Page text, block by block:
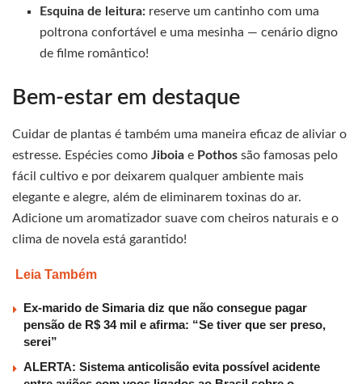
Esquina de leitura: reserve um cantinho com uma
poltrona confortável e uma mesinha — cenário digno
de filme romântico!
Bem-estar em destaque
Cuidar de plantas é também uma maneira eficaz de aliviar o
estresse. Espécies como Jiboia e Pothos são famosas pelo
fácil cultivo e por deixarem qualquer ambiente mais
elegante e alegre, além de eliminarem toxinas do ar.
Adicione um aromatizador suave com cheiros naturais e o
clima de novela está garantido!
Leia Também
Ex-marido de Simaria diz que não consegue pagar
pensão de R$ 34 mil e afirma: “Se tiver que ser preso,
serei”
ALERTA: Sistema anticolisão evita possível acidente